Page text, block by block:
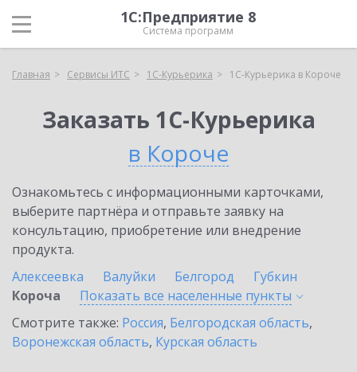
1С:Предприятие 8
Система программ
Главная Сервисы ИТС 1С-Курьерика 1С-Курьерика в Короче
Заказать 1С-Курьерика
в Короче
Ознакомьтесь с информационными карточками,
выберите партнёра и отправьте заявку на
консультацию, приобретение или внедрение
продукта.
Алексеевка
Валуйки Белгород
Губкин
Короча
Показать все населенные пункты
Смотрите также: Россия, Белгородская область,
Воронежская область, Курская область